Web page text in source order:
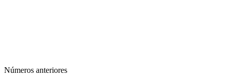
Números anteriores